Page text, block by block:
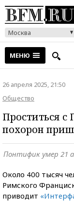
Москва
МЕНЮ
26 апреля 2025, 21:50
Общество
Проститься
похорон
Понтифик умер 21
Около 400 тысяч
Римского
приводит